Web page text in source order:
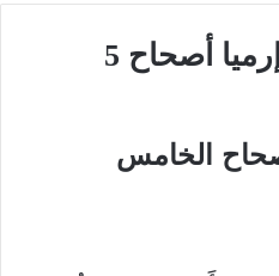
أصحاح 5
الخامس